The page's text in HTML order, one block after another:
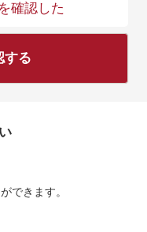
確認した
する
できます。